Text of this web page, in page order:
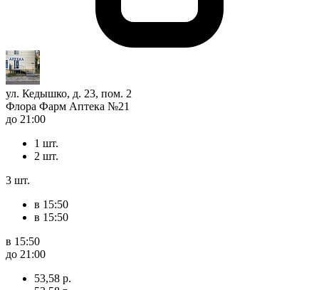
ул. Кедышко, д. 23, пом. 2
Флора Фарм Аптека №21
до 21:00
1 шт.
2 шт.
3 шт.
в 15:50
в 15:50
в 15:50
до 21:00
53,58 р.